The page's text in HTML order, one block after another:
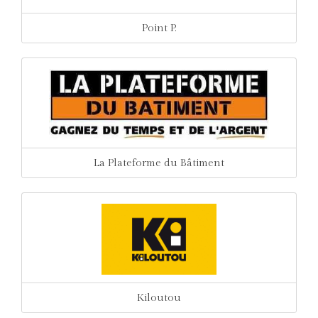
Point P.
La Plateforme du Bâtiment
Kiloutou